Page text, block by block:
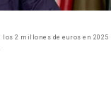
los 2 millones de euros en 2025